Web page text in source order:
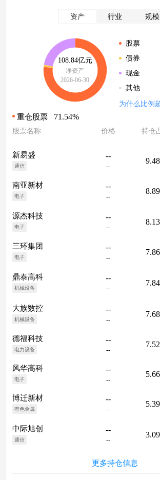
资产 行业 规模
108.84亿元
净资产
2026-06-30
股票
债券
现金
其他
为什么比例
重仓股票 71.54%
股票名称
价格 持仓
新易盛
通信
--
--
南亚新材
电子
--
--
源杰科技
电子
--
--
三环集团
电子
--
--
鼎泰高科
机械设备
--
--
大族数控
机械设备
--
--
德福科技
电力设备
--
--
风华高科
电子
--
--
博迁新材
有色金属
--
--
中际旭创
通信
--
--
更多持仓信息